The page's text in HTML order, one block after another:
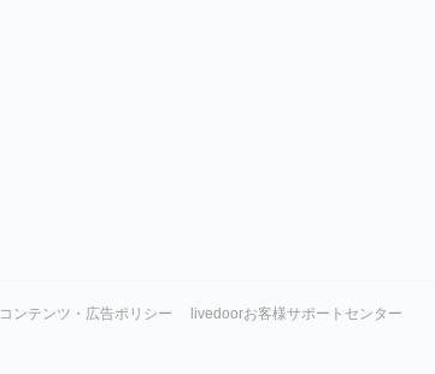
コンテンツ・広告ポリシー livedoorお客様サポートセンター